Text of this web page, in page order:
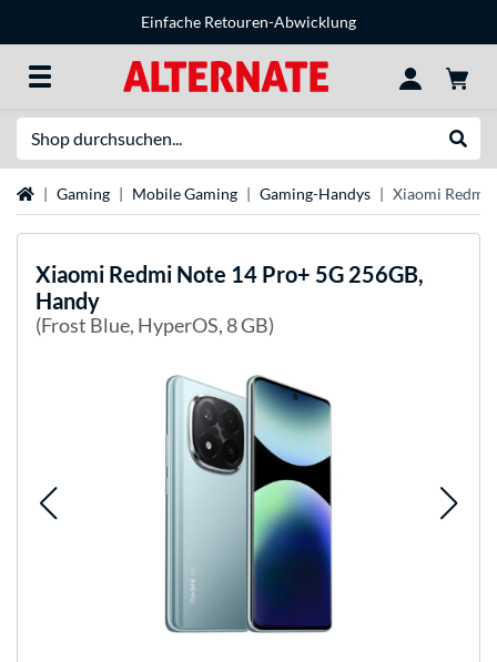
Einfache Retouren-Abwicklung
StartseiteGaming Mobile Gaming Gaming-Handys Xiaomi Redmi
Xiaomi Redmi Note 14 Pro+ 5G 256GB,
Handy
(Frost Blue, HyperOS, 8 GB)